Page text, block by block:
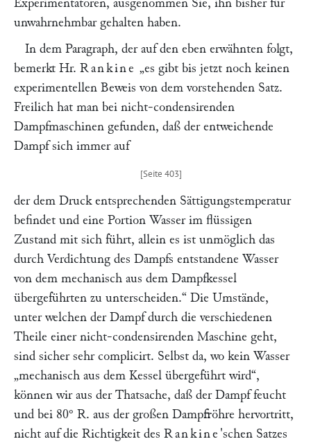
Experimentatoren, ausgenommen Sie, ihn bisher für
unwahrnehmbar gehalten haben.
In dem Paragraph, der auf den eben erwähnten folgt,
bemerkt Hr. Rankine „es gibt bis jetzt noch keinen
experimentellen Beweis von dem vorstehenden Satz.
Freilich hat man bei nicht-condensirenden
Dampfmaschinen gefunden, daß der entweichende
Dampf sich immer auf
der dem Druck entsprechenden Sättigungstemperatur
befindet und eine Portion Wasser im flüssigen
Zustand mit sich führt, allein es ist unmöglich das
durch Verdichtung des Dampfs entstandene Wasser
von dem mechanisch aus dem Dampfkessel
übergeführten zu unterscheiden.“ Die Umstände,
unter welchen der Dampf durch die verschiedenen
Theile einer nicht-condensirenden Maschine geht,
sind sicher sehr complicirt. Selbst da, wo kein Wasser
„mechanisch aus dem Kessel übergeführt wird“,
können wir aus der Thatsache, daß der Dampf feucht
und bei 80° R. aus der großen Dampfröhre hervortritt,
nicht auf die Richtigkeit des Rankine 'schen Satzes